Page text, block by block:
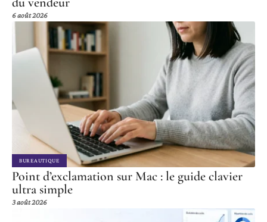
6 août 2026
BUREAUTIQUE
Point d’exclamation sur Mac : le guide clavier
ultra simple
3 août 2026